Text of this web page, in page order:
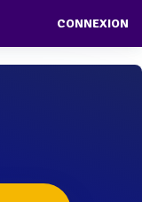
CONNEXION